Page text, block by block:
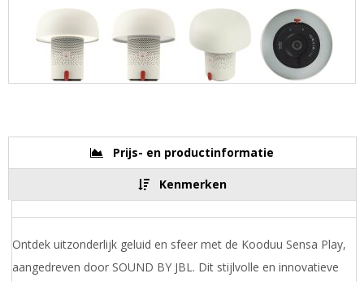
Prijs- en productinformatie
Kenmerken
Ontdek uitzonderlijk geluid en sfeer met de Kooduu Sensa Play,
aangedreven door SOUND BY JBL. Dit stijlvolle en innovatieve